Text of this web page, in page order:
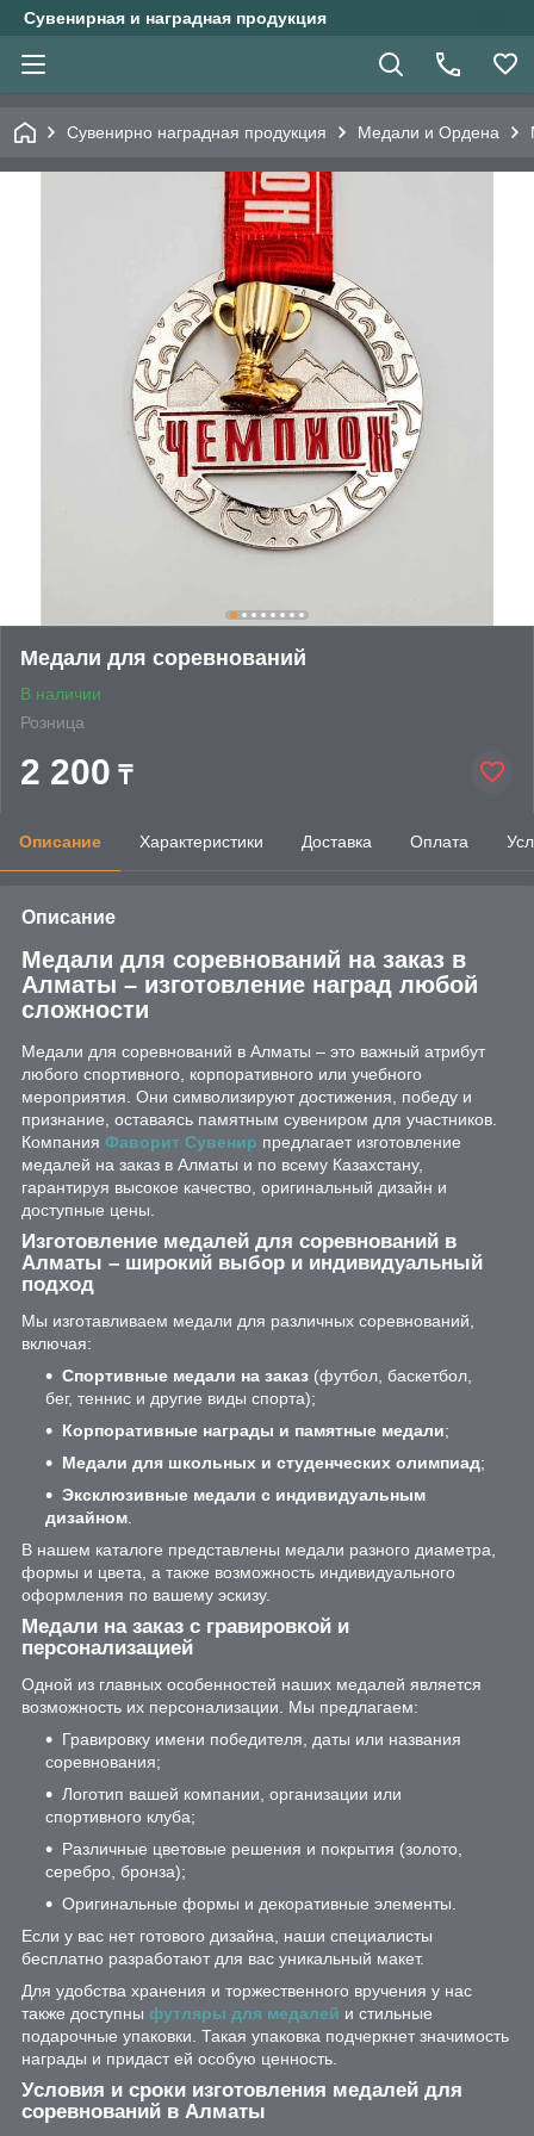
Сувенирная и наградная продукция
Сувенирно наградная продукция Медали и Ордена
Медали для соревнований
В наличии
Розница
2 200 ₸
Описание Характеристики Доставка Оплата
Описание
Медали для соревнований на заказ в
Алматы – изготовление наград любой
сложности
Медали для соревнований в Алматы – это важный атрибут
любого спортивного, корпоративного или учебного
мероприятия. Они символизируют достижения, победу и
признание, оставаясь памятным сувениром для участников.
Компания Фаворит Сувенир предлагает изготовление
медалей на заказ в Алматы и по всему Казахстану,
гарантируя высокое качество, оригинальный дизайн и
доступные цены.
Изготовление медалей для соревнований в
Алматы – широкий выбор и индивидуальный
подход
Мы изготавливаем медали для различных соревнований,
включая:
Спортивные медали на заказ (футбол, баскетбол,
бег, теннис и другие виды спорта);
Корпоративные награды и памятные медали;
Медали для школьных и студенческих олимпиад;
Эксклюзивные медали с индивидуальным
дизайном.
В нашем каталоге представлены медали разного диаметра,
формы и цвета, а также возможность индивидуального
оформления по вашему эскизу.
Медали на заказ с гравировкой и
персонализацией
Одной из главных особенностей наших медалей является
возможность их персонализации. Мы предлагаем:
Гравировку имени победителя, даты или названия
соревнования;
Логотип вашей компании, организации или
спортивного клуба;
Различные цветовые решения и покрытия (золото,
серебро, бронза);
Оригинальные формы и декоративные элементы.
Если у вас нет готового дизайна, наши специалисты
бесплатно разработают для вас уникальный макет.
Для удобства хранения и торжественного вручения у нас
также доступны футляры для медалей и стильные
подарочные упаковки. Такая упаковка подчеркнет значимость
награды и придаст ей особую ценность.
Условия и сроки изготовления медалей для
соревнований в Алматы